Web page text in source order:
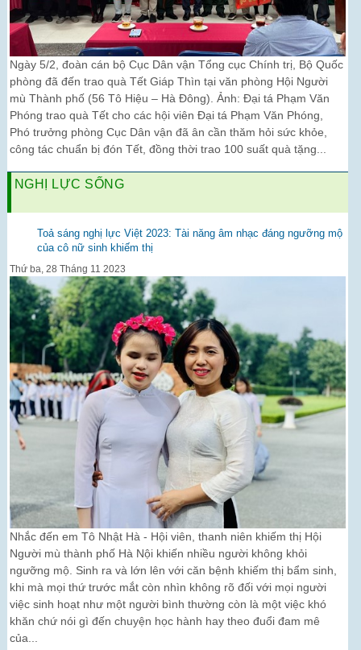
Ngày 5/2, đoàn cán bộ Cục Dân vận Tổng cục Chính trị, Bộ Quốc
phòng đã đến trao quà Tết Giáp Thìn tại văn phòng Hội Người
mù Thành phố (56 Tô Hiệu – Hà Đông). Ảnh: Đại tá Phạm Văn
Phóng trao quà Tết cho các hội viên Đại tá Phạm Văn Phóng,
Phó trưởng phòng Cục Dân vận đã ân cần thăm hỏi sức khỏe,
công tác chuẩn bị đón Tết, đồng thời trao 100 suất quà tặng...
NGHỊ LỰC SỐNG
Toả sáng nghị lực Việt 2023: Tài năng âm nhạc đáng ngưỡng mộ
của cô nữ sinh khiếm thị
Thứ ba, 28 Tháng 11 2023
Nhắc đến em Tô Nhật Hà - Hội viên, thanh niên khiếm thị Hội
Người mù thành phố Hà Nội khiến nhiều người không khỏi
ngưỡng mộ. Sinh ra và lớn lên với căn bệnh khiếm thị bẩm sinh,
khi mà mọi thứ trước mắt còn nhìn không rõ đối với mọi người
việc sinh hoạt như một người bình thường còn là một việc khó
khăn chứ nói gì đến chuyện học hành hay theo đuổi đam mê
của...